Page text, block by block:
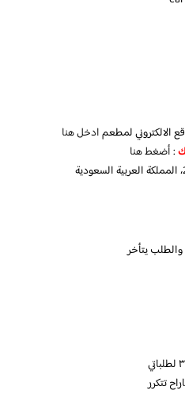
الالكتروني لمطعمادخل هنا
:أضغط هنا
يتأخر
تتكرر